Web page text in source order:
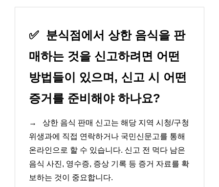
✅ 분식점에서 상한 음식을 판
매하는 것을 신고하려면 어떤
방법들이 있으며, 신고 시 어떤
증거를 준비해야 하나요?
→
상한 음식 판매 신고는 해당 지역 시청/구청
위생과에 직접 연락하거나 국민신문고를 통해
온라인으로 할 수 있습니다. 신고 전 먹다 남은
음식 사진, 영수증, 증상 기록 등 증거 자료를 확
보하는 것이 중요합니다.